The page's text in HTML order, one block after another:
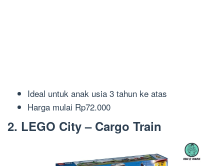
Ideal untuk anak usia 3 tahun ke atas
Harga mulai Rp72.000
2. LEGO City – Cargo Train